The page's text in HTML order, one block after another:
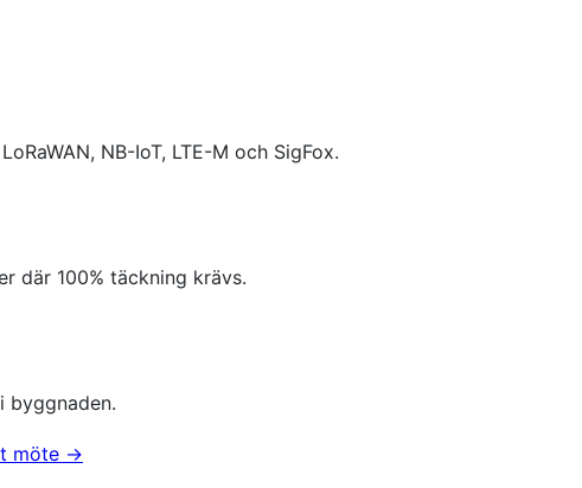
NB-IoT, LTE-M och SigFox.
där 100% täckning krävs.
byggnaden.
möte →